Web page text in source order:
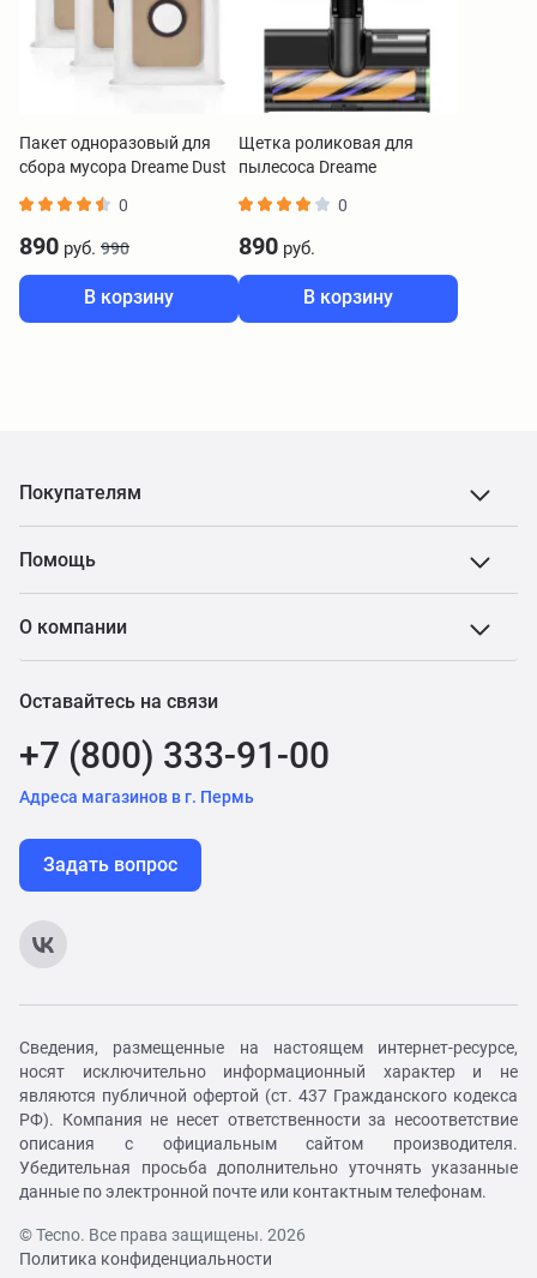
Пакет одноразовый для
сбора мусора Dreame Dust
RDB3
0
890 руб. 990
В корзину
Щетка роликовая для
пылесоса Dreame
0
890 руб.
В корзину
Покупателям
Помощь
О компании
Оставайтесь на связи
+7 (800) 333-91-00
Адреса магазинов в г. Пермь
Задать вопрос
Сведения, размещенные на настоящем интернет-ресурсе,
носят исключительно информационный характер и не
являются публичной офертой (ст. 437 Гражданского кодекса
РФ). Компания не несет ответственности за несоответствие
описания с официальным сайтом производителя.
Убедительная просьба дополнительно уточнять указанные
данные по электронной почте или контактным телефонам.
© Tecno. Все права защищены. 2026
Политика конфиденциальности